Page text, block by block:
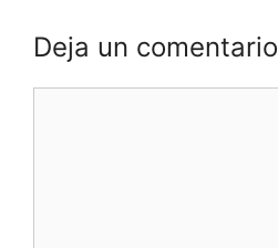
Deja un comentario